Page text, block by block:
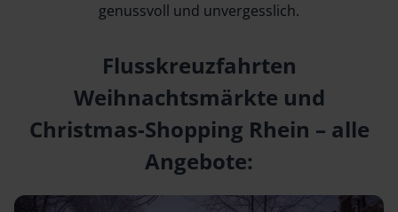
genussvoll und unvergesslich.
Flusskreuzfahrten
Weihnachtsmärkte und
Christmas-Shopping Rhein – alle
Angebote: